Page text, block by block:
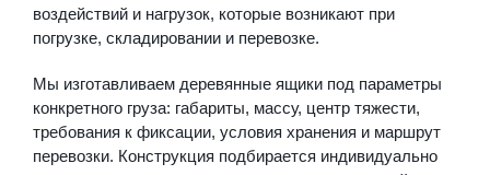
воздействий и нагрузок, которые возникают при
погрузке, складировании и перевозке.
Мы изготавливаем деревянные ящики под параметры
конкретного груза: габариты, массу, центр тяжести,
требования к фиксации, условия хранения и маршрут
перевозки. Конструкция подбирается индивидуально